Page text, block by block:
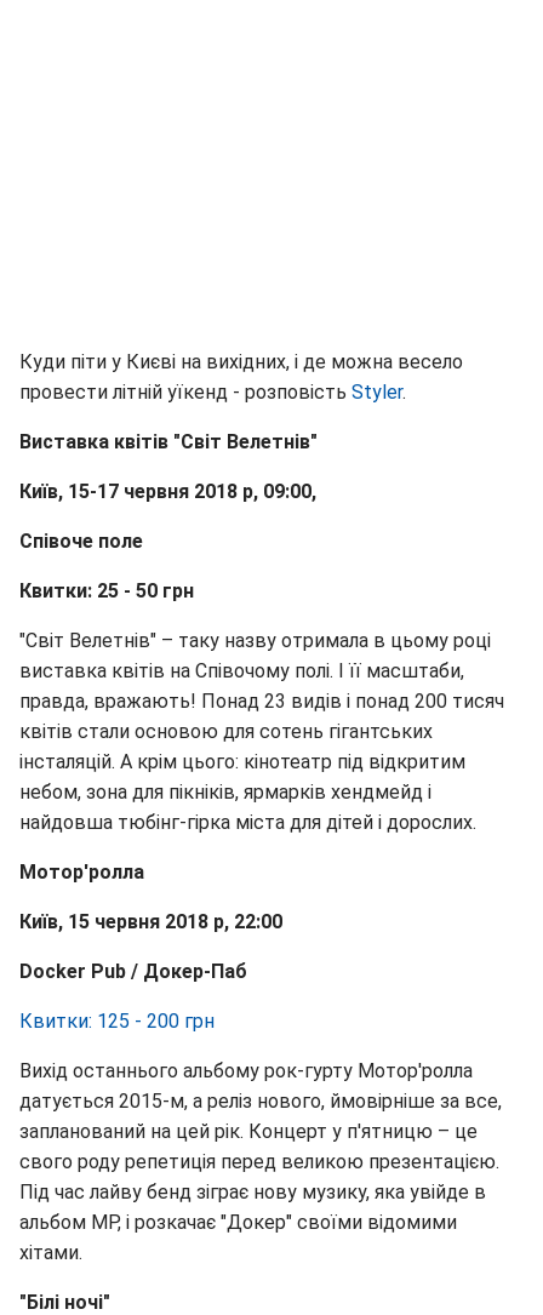
Куди піти у Києві на вихідних, і де можна весело
провести літній уїкенд - розповість Styler.
Виставка квітів "Світ Велетнів"
Київ, 15-17 червня 2018 р, 09:00,
Співоче поле
Квитки: 25 - 50 грн
"Світ Велетнів" – таку назву отримала в цьому році
виставка квітів на Співочому полі. І її масштаби,
правда, вражають! Понад 23 видів і понад 200 тисяч
квітів стали основою для сотень гігантських
інсталяцій. А крім цього: кінотеатр під відкритим
небом, зона для пікніків, ярмарків хендмейд і
найдовша тюбінг-гірка міста для дітей і дорослих.
Мотор'ролла
Київ, 15 червня 2018 р, 22:00
Docker Pub / Докер-Паб
Квитки: 125 - 200 грн
Вихід останнього альбому рок-гурту Мотор'ролла
датується 2015-м, а реліз нового, ймовірніше за все,
запланований на цей рік. Концерт у п'ятницю – це
свого роду репетиція перед великою презентацією.
Під час лайву бенд зіграє нову музику, яка увійде в
альбом МР, і розкачає "Докер" своїми відомими
хітами.
"Білі ночі"